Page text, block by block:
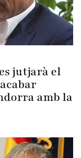
jutjarà el
amb la